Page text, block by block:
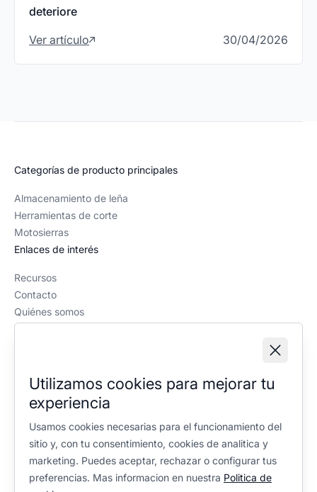
deteriore
Ver artículo
30/04/2026
Utilizamos cookies para mejorar tu
experiencia
Usamos cookies necesarias para el funcionamiento del
sitio y, con tu consentimiento, cookies de analitica y
marketing. Puedes aceptar, rechazar o configurar tus
preferencias. Mas informacion en nuestra Politica de
Categorías de producto principales
Almacenamiento de leña
Herramientas de corte
Motosierras
Enlaces de interés
Recursos
Contacto
Quiénes somos
Política editorial
Política de privacidad
Política de cookies
Configuración de cookies